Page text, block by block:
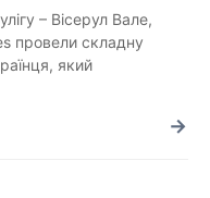
– Вісерул Вале,
провели складну
який
→